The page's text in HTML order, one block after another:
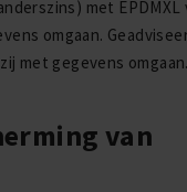
met EPDMXL
omgaan.
met gegevens omgaan.
van